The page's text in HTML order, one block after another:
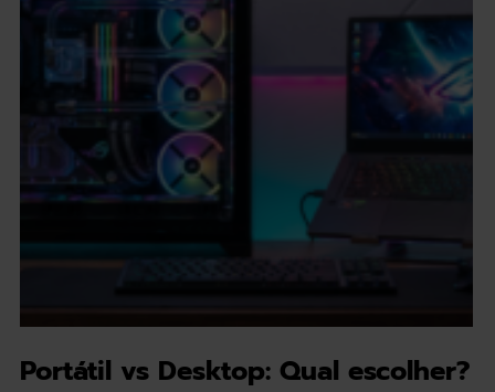
Portátil vs Desktop: Qual escolher?